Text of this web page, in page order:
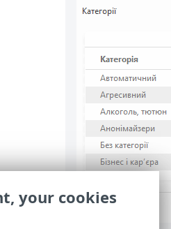
your cookies